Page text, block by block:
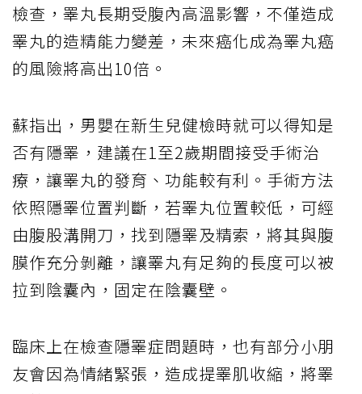
檢查，睪丸長期受腹內高溫影響，不僅造成
睪丸的造精能力變差，未來癌化成為睪丸癌
的風險將高出10倍。
蘇指出，男嬰在新生兒健檢時就可以得知是
否有隱睪，建議在1至2歲期間接受手術治
療，讓睪丸的發育、功能較有利。手術方法
依照隱睪位置判斷，若睪丸位置較低，可經
由腹股溝開刀，找到隱睪及精索，將其與腹
膜作充分剝離，讓睪丸有足夠的長度可以被
拉到陰囊內，固定在陰囊壁。
臨床上在檢查隱睪症問題時，也有部分小朋
友會因為情緒緊張，造成提睪肌收縮，將睪